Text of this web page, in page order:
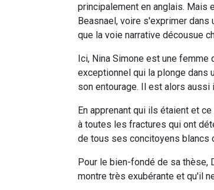
principalement en anglais. Mais
Beasnael, voire s'exprimer
que la voie narrative décousue
Ici, Nina Simone est une
exceptionnel qui la plonge dans
son entourage. Il est alors
En apprenant qui ils étaient et
à toutes les fractures qui ont
de tous ses concitoyens blancs
Pour le bien-fondé de sa thèse,
montre très exubérante et qu'il